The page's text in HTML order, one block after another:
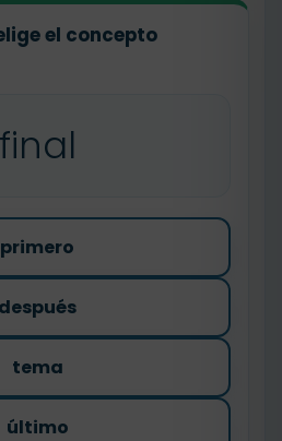
el concepto
final
primero
después
tema
último